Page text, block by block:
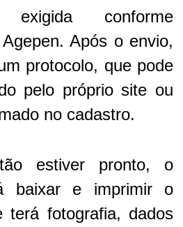
exigida conforme
Após o envio,
protocolo, que pode
pelo próprio site ou
no cadastro.
estiver pronto, o
baixar e imprimir o
terá fotografia, dados